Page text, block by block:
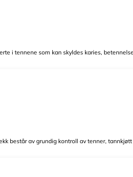
i tennene som kan skyldes karies,
består av grundig kontroll av tenner,